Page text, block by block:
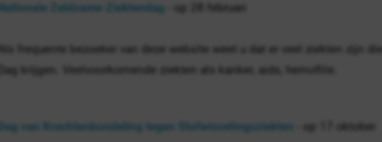
Nationale Zeldzame-Ziektendag - op 28 februari
Als frequente bezoeker van deze website weet u dat er veel ziekten zijn die
Dag krijgen. Veelvoorkomende ziekten als kanker, aids, hemofilie.
Dag van Krachtenbundeling tegen Stofwisselingsziekten - op 17 oktober